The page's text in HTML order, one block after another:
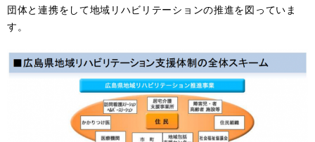
団体と連携をして地域リハビリテーションの推進を図っていま
す。